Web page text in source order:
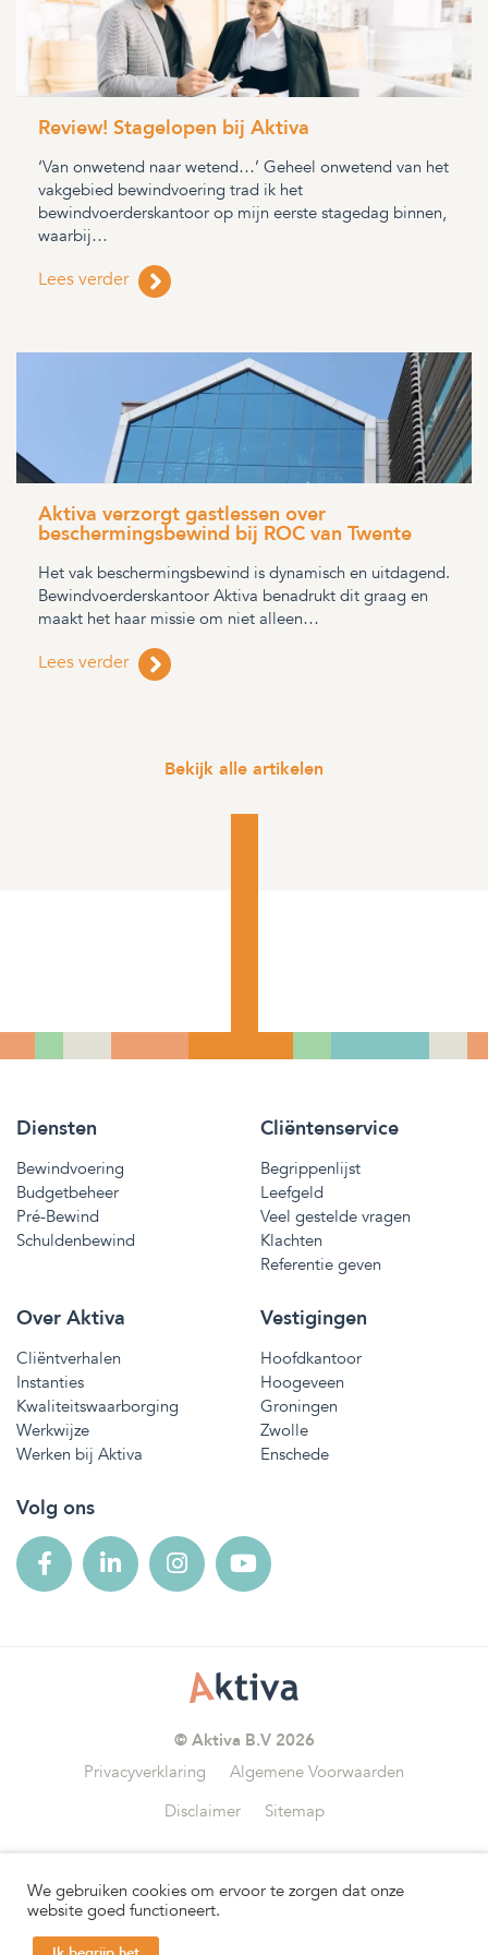
Review! Stagelopen bij Aktiva
‘Van onwetend naar wetend…’ Geheel onwetend van het
vakgebied bewindvoering trad ik het
bewindvoerderskantoor op mijn eerste stagedag binnen,
waarbij…
Lees verder
Aktiva verzorgt gastlessen over
beschermingsbewind bij ROC van Twente
Het vak beschermingsbewind is dynamisch en uitdagend.
Bewindvoerderskantoor Aktiva benadrukt dit graag en
maakt het haar missie om niet alleen…
Lees verder
Bekijk alle artikelen
Diensten
Bewindvoering
Budgetbeheer
Pré-Bewind
Schuldenbewind
Cliëntenservice
Begrippenlijst
Leefgeld
Veel gestelde vragen
Klachten
Referentie geven
Over Aktiva
Cliëntverhalen
Instanties
Kwaliteitswaarborging
Werkwijze
Werken bij Aktiva
Vestigingen
Hoofdkantoor
Hoogeveen
Groningen
Zwolle
Enschede
Volg ons
© Aktiva B.V 2026
Privacyverklaring
Algemene Voorwaarden
Disclaimer
Sitemap
Wij zijn aangesloten bij
We gebruiken cookies om ervoor te zorgen dat onze
website goed functioneert.